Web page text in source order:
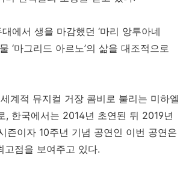
에서 생을 마감했던 ‘마리 앙투아네
‘마그리드 아르노’의 삶을 대조적으로
세계적 뮤지컬 거장 콤비로 불리는 미하엘
한국에서는 2014년 초연된 뒤 2019년
즌이자 10주년 기념 공연인 이번 공연은
고점을 보여주고 있다.